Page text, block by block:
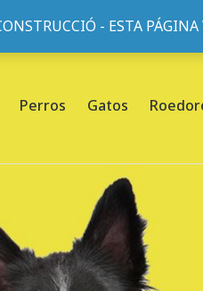
- ESTA
Roger de Flor, 45, L'Eixample,
Perros Gatos